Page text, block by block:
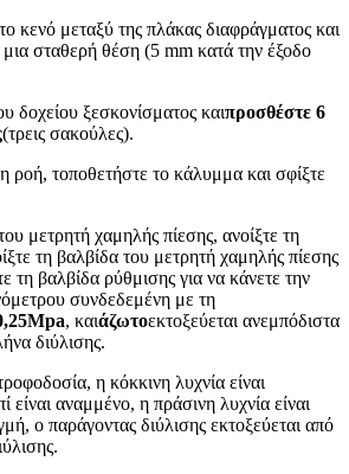
κενό μεταξύ της πλάκας διαφράγματος και
σταθερή θέση (5 mm κατά την έξοδο
δοχείου ξεσκονίσματος καιπροσθέστε 6
(τρεις σακούλες).
ροή, τοποθετήστε το κάλυμμα και σφίξτε
μετρητή χαμηλής πίεσης, ανοίξτε τη
τη βαλβίδα του μετρητή χαμηλής πίεσης
τη βαλβίδα ρύθμισης για να κάνετε την
συνδεδεμένη με τη
, καιάζωτοεκτοξεύεται ανεμπόδιστα
διύλισης.
η κόκκινη λυχνία είναι
είναι αναμμένο, η πράσινη λυχνία είναι
ο παράγοντας διύλισης εκτοξεύεται από